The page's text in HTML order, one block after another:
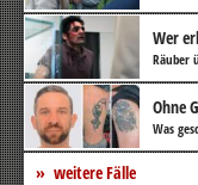
Wer
Räuber
Ohne
Was
weitere Fälle